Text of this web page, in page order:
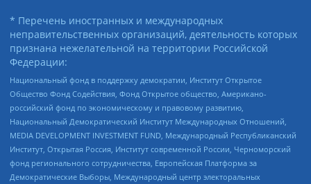
* Перечень иностранных и международных
неправительственных организаций, деятельность которых
признана нежелательной на территории Российской
Федерации:
Национальный фонд в поддержку демократии, Институт Открытое
Общество Фонд Содействия, Фонд Открытое общество, Американо-
российский фонд по экономическому и правовому развитию,
Национальный Демократический Институт Международных Отношений,
MEDIA DEVELOPMENT INVESTMENT FUND, Международный Республиканский
Институт, Открытая Россия, Институт современной России, Черноморский
фонд регионального сотрудничества, Европейская Платформа за
Демократические Выборы, Международный центр электоральных